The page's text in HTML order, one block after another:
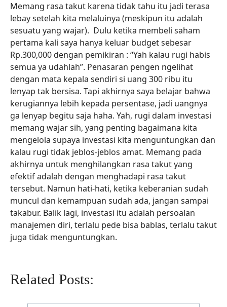
Memang rasa takut karena tidak tahu itu jadi terasa
lebay setelah kita melaluinya (meskipun itu adalah
sesuatu yang wajar). Dulu ketika membeli saham
pertama kali saya hanya keluar budget sebesar
Rp.300,000 dengan pemikiran : “Yah kalau rugi habis
semua ya udahlah”. Penasaran pengen ngelihat
dengan mata kepala sendiri si uang 300 ribu itu
lenyap tak bersisa. Tapi akhirnya saya belajar bahwa
kerugiannya lebih kepada persentase, jadi uangnya
ga lenyap begitu saja haha. Yah, rugi dalam investasi
memang wajar sih, yang penting bagaimana kita
mengelola supaya investasi kita menguntungkan dan
kalau rugi tidak jeblos-jeblos amat. Memang pada
akhirnya untuk menghilangkan rasa takut yang
efektif adalah dengan menghadapi rasa takut
tersebut. Namun hati-hati, ketika keberanian sudah
muncul dan kemampuan sudah ada, jangan sampai
takabur. Balik lagi, investasi itu adalah persoalan
manajemen diri, terlalu pede bisa bablas, terlalu takut
juga tidak menguntungkan.
Related Posts: